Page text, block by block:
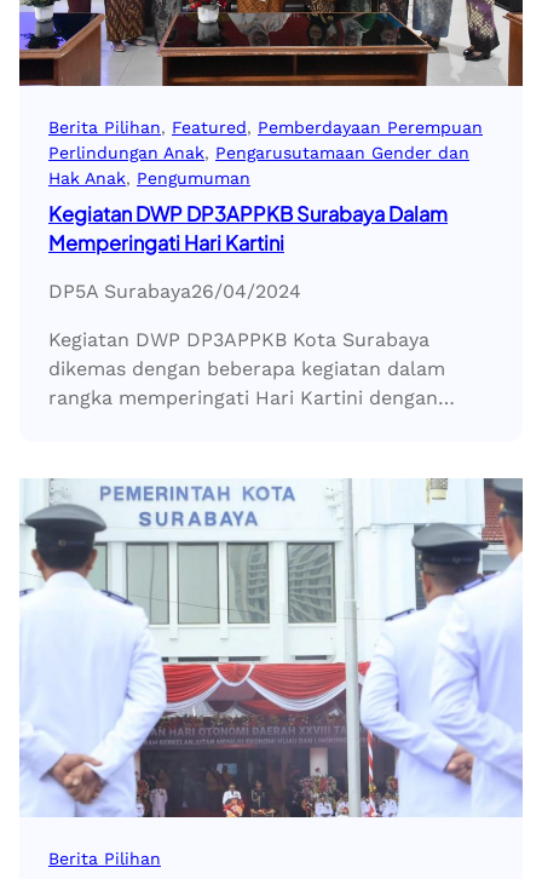
Berita Pilihan, Featured, Pemberdayaan Perempuan
Perlindungan Anak, Pengarusutamaan Gender dan
Hak Anak, Pengumuman
Kegiatan DWP DP3APPKB Surabaya Dalam
Memperingati Hari Kartini
DP5A Surabaya26/04/2024
Kegiatan DWP DP3APPKB Kota Surabaya
dikemas dengan beberapa kegiatan dalam
rangka memperingati Hari Kartini dengan…
Berita Pilihan